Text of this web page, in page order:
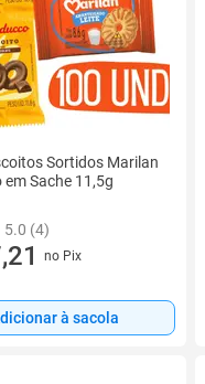
Sortidos Marilan
Sache 11,5g
5.0 (4)
no Pix
à sacola